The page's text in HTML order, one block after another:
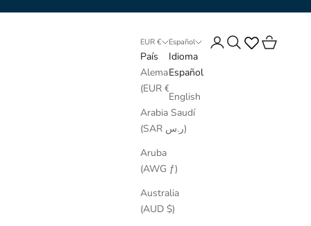
EUR €
País
Alemania
(EUR €)
Arabia Saudí
(SAR ر.س)
Aruba
(AWG ƒ)
Australia
(AUD $)
Español
Idioma
Español
English
Iniciar sesión
Buscar Cesta